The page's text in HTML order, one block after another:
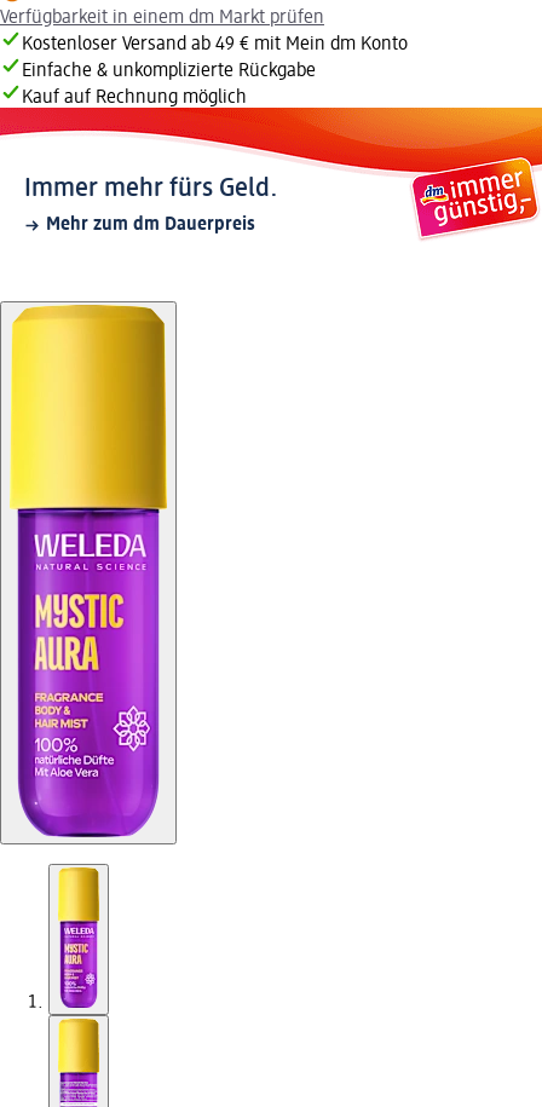
Verfügbarkeit in einem dm Markt prüfen
Kostenloser Versand ab 49 € mit Mein dm Konto
Einfache & unkomplizierte Rückgabe
Kauf auf Rechnung möglich
Immer mehr fürs Geld.
Mehr zum dm Dauerpreis